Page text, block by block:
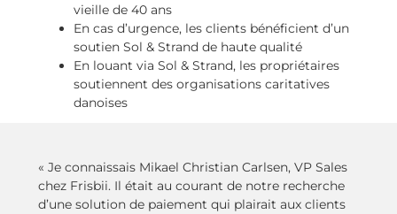
vieille de 40 ans
En cas d’urgence, les clients bénéficient d’un
soutien Sol & Strand de haute qualité
En louant via Sol & Strand, les propriétaires
soutiennent des organisations caritatives
danoises
« Je connaissais Mikael Christian Carlsen, VP Sales
chez Frisbii. Il était au courant de notre recherche
d’une solution de paiement qui plairait aux clients